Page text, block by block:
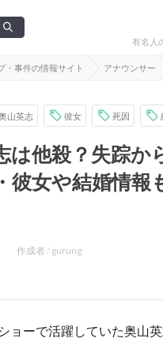
有名人
・事件の情報サイト アナウンサー
山英志 彼女 死因
は他殺？失踪か
彼女や結婚情報
作成者 / gurung
ョーで活躍していた奥山